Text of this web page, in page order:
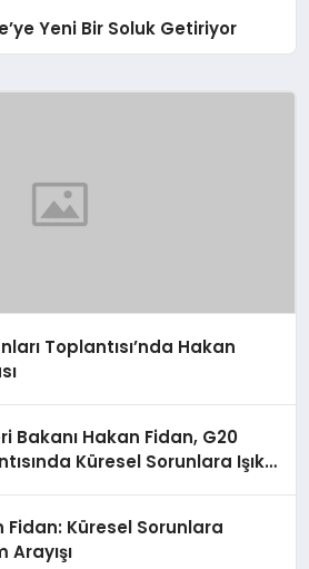
Yeni Bir Soluk Getiriyor
Toplantısı’nda Hakan
Bakanı Hakan Fidan, G20
Küresel Sorunlara Işık
Fidan: Küresel Sorunlara
Arayışı